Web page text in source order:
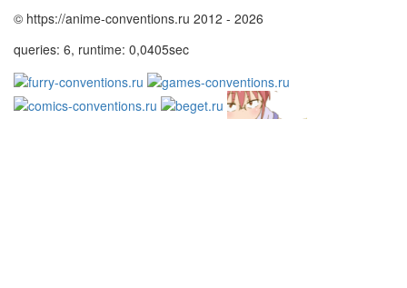
© https://anime-conventions.ru 2012 - 2026
queries: 6, runtime: 0,0405sec